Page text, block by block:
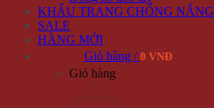
KHẨU TRANG CHỐNG NẮNG
SALE
HÀNG MỚI
Giỏ hàng / 0 VNĐ
Giỏ hàng